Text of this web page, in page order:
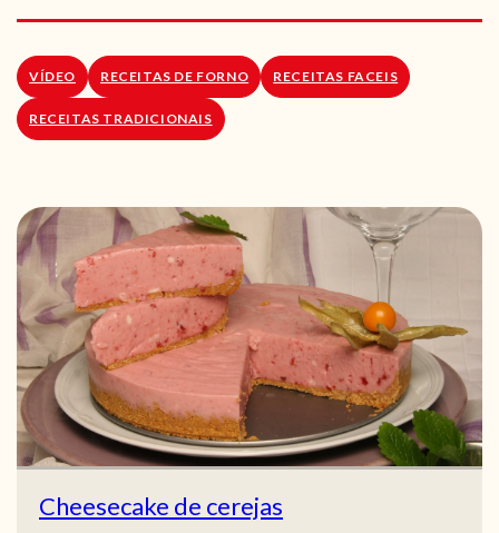
RECEITAS VEGGIE
SOBRE NÓS
LOJA ONLINE
VÍDEO RECEITAS DE FORNO RECEITAS FACEIS
RECEITAS TRADICIONAIS
Cheesecake de cerejas